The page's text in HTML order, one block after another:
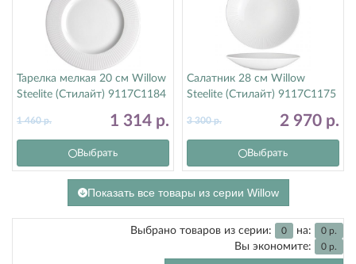
Тарелка мелкая 20 см Willow
Steelite (Стилайт) 9117C1184
1 314 р.
1 460р.
Выбрать
Салатник 28 см Willow
Steelite (Стилайт) 9117C1175
2 970 р.
3 300р.
Выбрать
Показать все товары из серии Willow
Выбрано товаров из серии: 0 на: 0 р.
Вы экономите: 0 р.